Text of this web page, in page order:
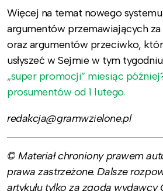
Więcej na temat nowego
argumentów przemawiających
oraz argumentów przeciwko,
usłyszeć w Sejmie w tym
„super promocji” miesiąc
prosumentów od 1 lutego.
redakcja@gramwzielone.pl
© Materiał chroniony prawem
prawa zastrzeżone. Dalsze
artykułu tylko za zgodą wydawcy